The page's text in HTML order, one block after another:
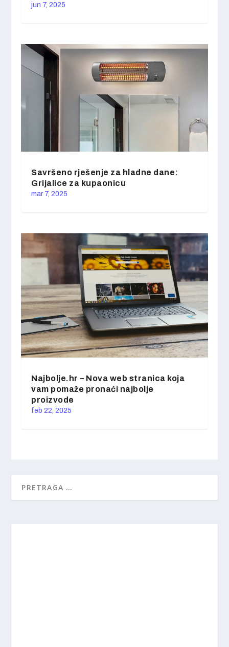
jun 7, 2025
Savršeno rješenje za hladne dane:
Grijalice za kupaonicu
mar 7, 2025
Najbolje.hr – Nova web stranica koja
vam pomaže pronaći najbolje
proizvode
feb 22, 2025